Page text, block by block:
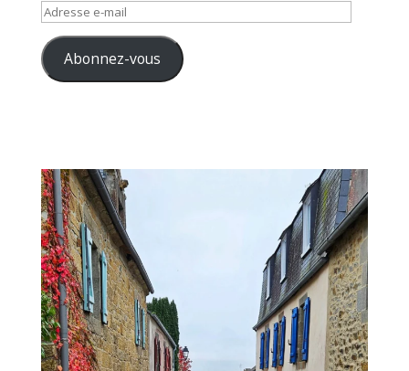
Adresse
mail Abonnez-vous